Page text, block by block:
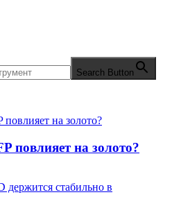
Search Button
повлияет на золото?